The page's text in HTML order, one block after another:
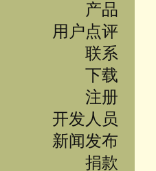
产品
用户点评
联系
下载
注册
开发人员
新闻发布
捐款